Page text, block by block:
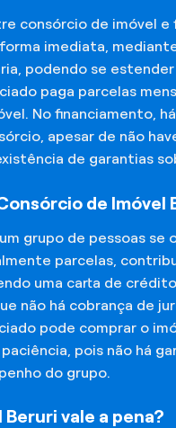
consórcio de imóvel
imediata,
podendo se
paga parcelas
No financiamento,
apesar de não
de garantias
de Imóvel
grupo de pessoas
parcelas,
uma carta de
não há cobrança de
pode comprar o
pois não há
do grupo.
vale a pena?